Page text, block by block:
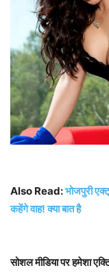
Also Read:भोजपुरी
कहेंगे वाह! क्या बात है
सोशलमीडियापरहमेशा